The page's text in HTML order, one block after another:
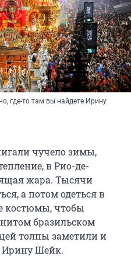
где-то там вы найдете Ирину
чучело зимы,
в Рио-де-
жара. Тысячи
а потом одеться в
костюмы, чтобы
бразильском
толпы заметили и
Ирину Шейк.